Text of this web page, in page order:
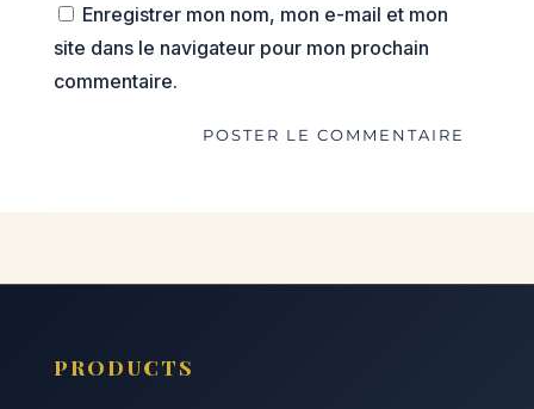
Enregistrer mon nom, mon e-mail et mon
site dans le navigateur pour mon prochain
commentaire.
PRODUCTS